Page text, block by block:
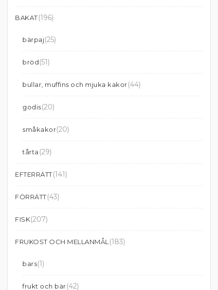
BAKAT(196)
bärpaj(25)
bröd(51)
bullar, muffins och mjuka kakor(44)
godis(20)
småkakor(20)
tårta (29)
EFTERRÄTT(141)
FÖRRÄTT(43)
FISK(207)
FRUKOST OCH MELLANMÅL (183)
bars(1)
frukt och bär(42)